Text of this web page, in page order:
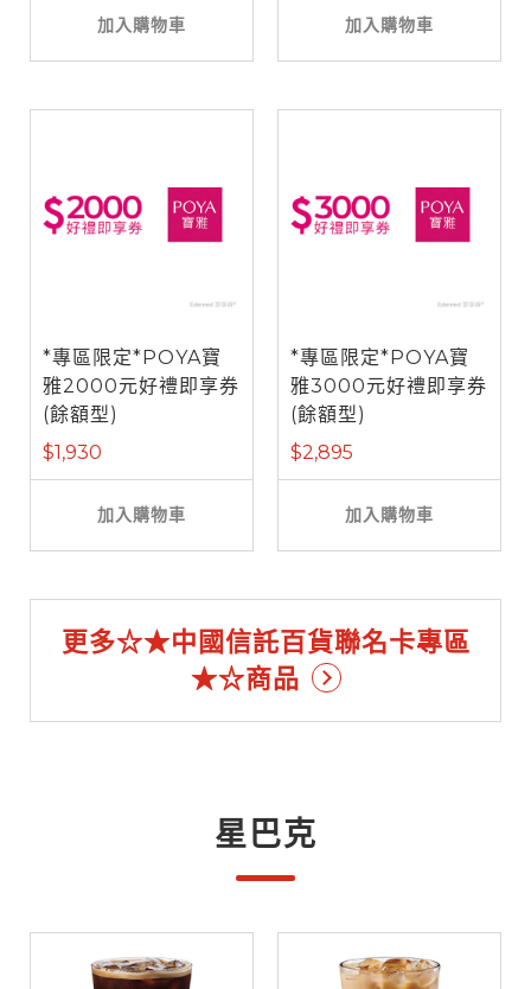
加入購物車 加入購物車
*專區限定*POYA寶
雅2000元好禮即享券
(餘額型)
$1,930
加入購物車
*專區限定*POYA寶
雅3000元好禮即享券
(餘額型)
$2,895
加入購物車
更多☆★中國信託百貨聯名卡專區
★☆商品
星巴克